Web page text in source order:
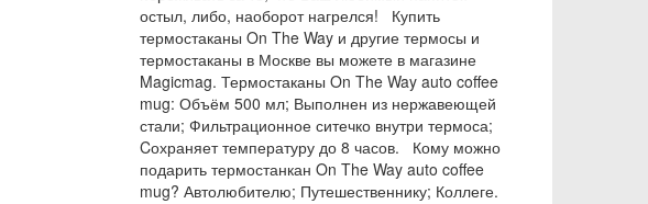
остыл, либо, наоборот нагрелся! Купить
термостаканы On The Way и другие термосы и
термостаканы в Москве вы можете в магазине
Magicmag. Термостаканы On The Way auto coffee
mug: Объём 500 мл; Выполнен из нержавеющей
стали; Фильтрационное ситечко внутри термоса;
Cохраняет температуру до 8 часов. Кому можно
подарить термостанкан On The Way auto coffee
mug? Автолюбителю; Путешественнику; Коллеге.